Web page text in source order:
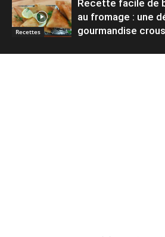
Recettes
Recette facile de
au fromage : une
gourmandise